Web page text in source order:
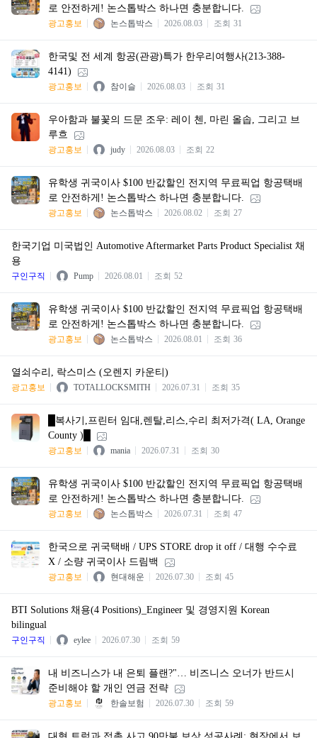
로 안전하게! 논스톱박스 하나면 충분합니다.
광고홍보 논스톱박스 2026.08.03 조회 31
한국및 전 세계 항공(관광)특가 한우리여행사(213-388-
4141)
광고홍보 참이슬 2026.08.03 조회 31
우아함과 불꽃의 드문 조우: 레이 첸, 마린 올솝, 그리고 브
루흐
광고홍보 judy 2026.08.03 조회 22
유학생 귀국이사 $100 반값할인 전지역 무료픽업 항공택배
로 안전하게! 논스톱박스 하나면 충분합니다.
광고홍보 논스톱박스 2026.08.02 조회 27
한국기업 미국법인 Automotive Aftermarket Parts Product Specialist 채
용
구인구직 Pump 2026.08.01 조회 52
유학생 귀국이사 $100 반값할인 전지역 무료픽업 항공택배
로 안전하게! 논스톱박스 하나면 충분합니다.
광고홍보 논스톱박스 2026.08.01 조회 36
열쇠수리, 락스미스 (오렌지 카운티)
광고홍보 TOTALLOCKSMITH 2026.07.31 조회 35
█복사기,프린터 임대,렌탈,리스,수리 최저가격( LA, Orange
County )█
광고홍보 mania 2026.07.31 조회 30
유학생 귀국이사 $100 반값할인 전지역 무료픽업 항공택배
로 안전하게! 논스톱박스 하나면 충분합니다.
광고홍보 논스톱박스 2026.07.31 조회 47
한국으로 귀국택배 / UPS STORE drop it off / 대행 수수료
X / 소량 귀국이사 드림백
광고홍보 현대해운 2026.07.30 조회 45
BTI Solutions 채용(4 Positions)_Engineer 및 경영지원 Korean
bilingual
구인구직 eylee 2026.07.30 조회 59
내 비즈니스가 내 은퇴 플랜?"… 비즈니스 오너가 반드시
준비해야 할 개인 연금 전략
광고홍보 한솔보험 2026.07.30 조회 59